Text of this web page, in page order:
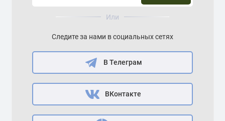
Или
Следите за нами в социальных сетях
В Телеграм
ВКонтакте